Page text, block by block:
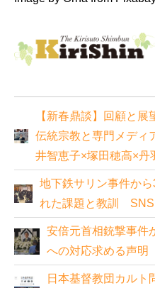
【新春鼎談】回顧と
伝統宗教と専門メデ
井智恵子×塚田穂高×丹
地下鉄サリン事件か
れた課題と教訓 SNS
安倍元首相銃撃事件
への対応求める声明
日本基督教団カル